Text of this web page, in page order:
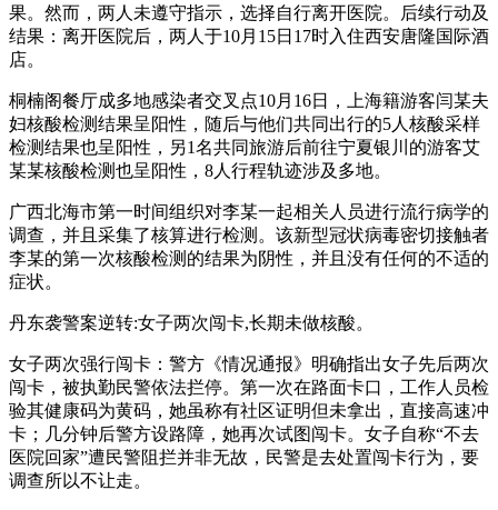
果。然而，两人未遵守指示，选择自行离开医院。后续行动及
结果：离开医院后，两人于10月15日17时入住西安唐隆国际酒
店。
桐楠阁餐厅成多地感染者交叉点10月16日，上海籍游客闫某夫
妇核酸检测结果呈阳性，随后与他们共同出行的5人核酸采样
检测结果也呈阳性，另1名共同旅游后前往宁夏银川的游客艾
某某核酸检测也呈阳性，8人行程轨迹涉及多地。
广西北海市第一时间组织对李某一起相关人员进行流行病学的
调查，并且采集了核算进行检测。该新型冠状病毒密切接触者
李某的第一次核酸检测的结果为阴性，并且没有任何的不适的
症状。
丹东袭警案逆转:女子两次闯卡,长期未做核酸。
女子两次强行闯卡：警方《情况通报》明确指出女子先后两次
闯卡，被执勤民警依法拦停。第一次在路面卡口，工作人员检
验其健康码为黄码，她虽称有社区证明但未拿出，直接高速冲
卡；几分钟后警方设路障，她再次试图闯卡。女子自称“不去
医院回家”遭民警阻拦并非无故，民警是去处置闯卡行为，要
调查所以不让走。